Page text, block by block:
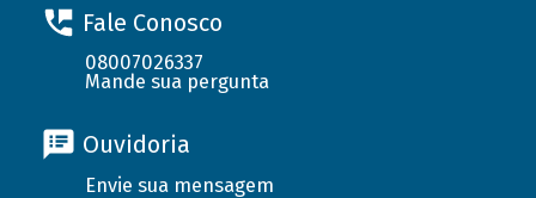
Fale Conosco
08007026337
Mande sua pergunta
Ouvidoria
Envie sua mensagem